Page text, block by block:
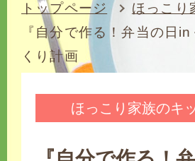
トップページ
ほっこり
『自分で作る！弁当の日
くり計画
ほっこり家族のキ